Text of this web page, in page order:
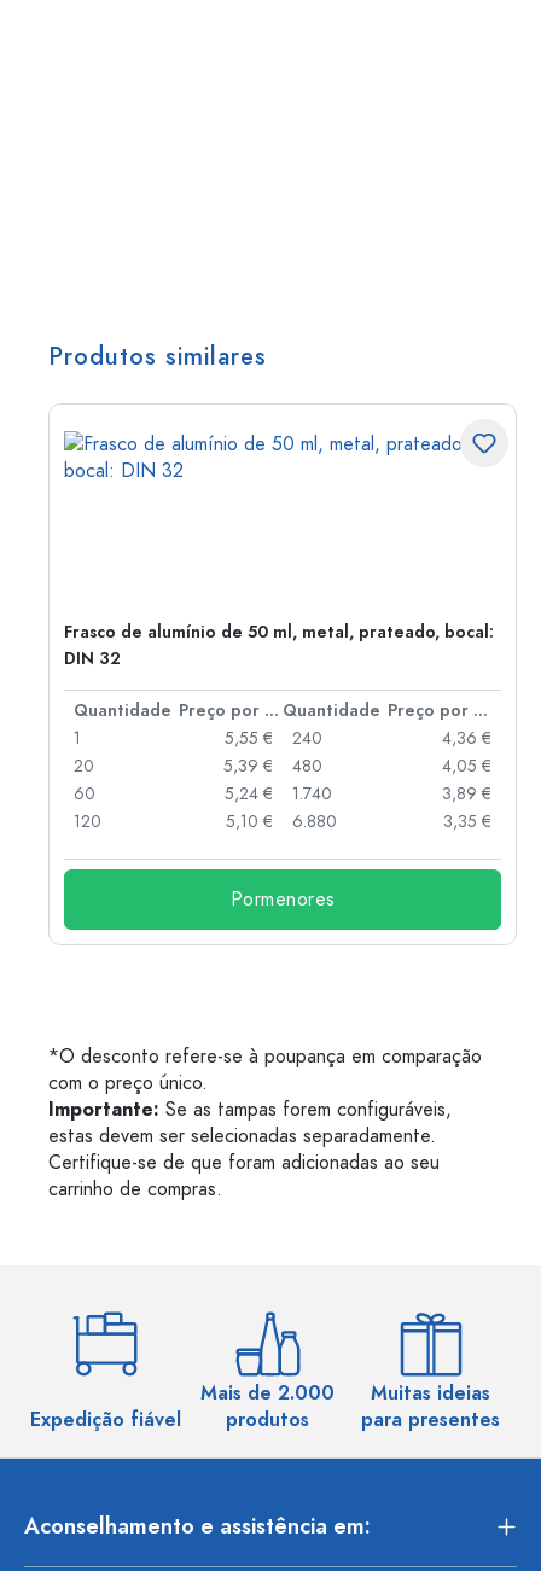
Produtos similares
Frasco de alumínio de 50 ml, metal, prateado, bocal:
DIN 32
Quantidade Preço por peça Quantidade
Preço por peça
1
5,55 €
20
5,39 €
60
5,24 €
120
5,10 €
240
4,36 €
480
4,05 €
1.740
3,89 €
6.880
3,35 €
Pormenores
*O desconto refere-se à poupança em comparação
com o preço único.
Importante: Se as tampas forem configuráveis,
estas devem ser selecionadas separadamente.
Certifique-se de que foram adicionadas ao seu
carrinho de compras.
Expedição fiável
Mais de 2.000
produtos
Muitas ideias
para presentes
Aconselhamento e assistência em: